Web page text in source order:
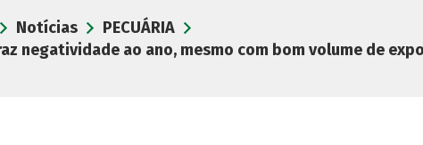
Notícias
PECUÁRIA
negatividade ao ano, mesmo com bom volume de